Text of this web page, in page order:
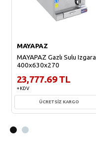
MAYAPAZ
MAYAPAZ Gazlı Sulu Izgara
400x630x270
23,777.69 TL
+ KDV
ÜCRETSİZ KARGO